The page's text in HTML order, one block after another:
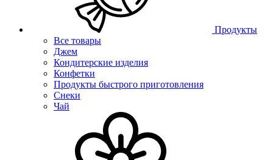
Продукты
Все товары
Джем
Кондитерские изделия
Конфетки
Продукты быстрого приготовления
Снеки
Чай